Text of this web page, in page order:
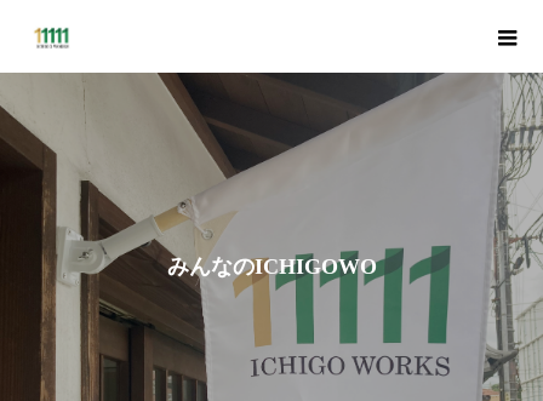
みんなのICHIGOWORK S